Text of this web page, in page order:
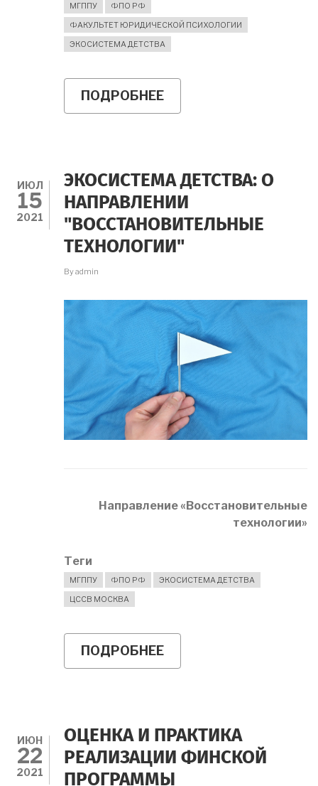
МГППУ
ФПО РФ
ФАКУЛЬТЕТ ЮРИДИЧЕСКОЙ ПСИХОЛОГИИ
ЭКОСИСТЕМА ДЕТСТВА
ПОДРОБНЕЕ
СЕМИНАР-
"ЭКОСИСТЕМА
ДЕТСТВА"
ИЮЛ
15
2021
ЭКОСИСТЕМА ДЕТСТВА: О
НАПРАВЛЕНИИ
"ВОССТАНОВИТЕЛЬНЫЕ
ТЕХНОЛОГИИ"
Byadmin
Направление «Восстановительные
технологии»
Теги
МГППУ ФПО РФ
ЭКОСИСТЕМА ДЕТСТВА
ЦССВ МОСКВА
ПОДРОБНЕЕ
ЭКОСИСТЕМА
ТЕХНОЛОГИИ"
ИЮН
22
2021
ОЦЕНКА И ПРАКТИКА
РЕАЛИЗАЦИИ ФИНСКОЙ
ПРОГРАММЫ